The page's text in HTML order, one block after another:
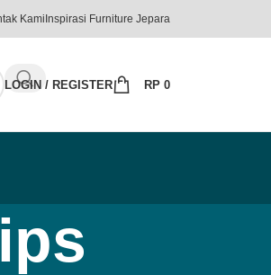
Kami Inspirasi Furniture Jepara
LOGIN / REGISTER RP 0